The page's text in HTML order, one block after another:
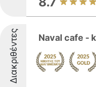
Διακριθέντες Naval cafe -